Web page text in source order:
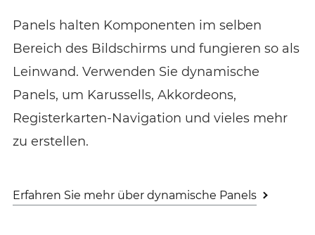
Panels halten Komponenten im selben
Bereich des Bildschirms und fungieren so als
Leinwand. Verwenden Sie dynamische
Panels, um Karussells, Akkordeons,
Registerkarten-Navigation und vieles mehr
zu erstellen.
Erfahren Sie mehr über dynamische Panels